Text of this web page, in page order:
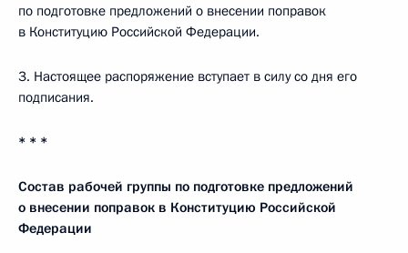
по подготовке предложений о внесении поправок
в Конституцию Российской Федерации.
3. Настоящее распоряжение вступает в силу со дня его
подписания.
* * *
Состав рабочей группы по подготовке предложений
о внесении поправок в Конституцию Российской
Федерации